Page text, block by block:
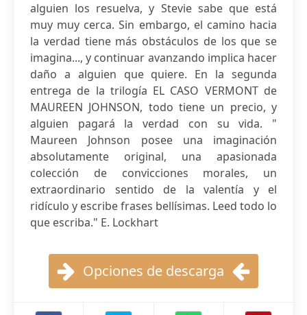
alguien los resuelva, y Stevie sabe que está
muy muy cerca. Sin embargo, el camino hacia
la verdad tiene más obstáculos de los que se
imagina..., y continuar avanzando implica hacer
daño a alguien que quiere. En la segunda
entrega de la trilogía EL CASO VERMONT de
MAUREEN JOHNSON, todo tiene un precio, y
alguien pagará la verdad con su vida. "
Maureen Johnson posee una imaginación
absolutamente original, una apasionada
colección de convicciones morales, un
extraordinario sentido de la valentía y el
ridículo y escribe frases bellísimas. Leed todo lo
que escriba." E. Lockhart
Opciones de descarga